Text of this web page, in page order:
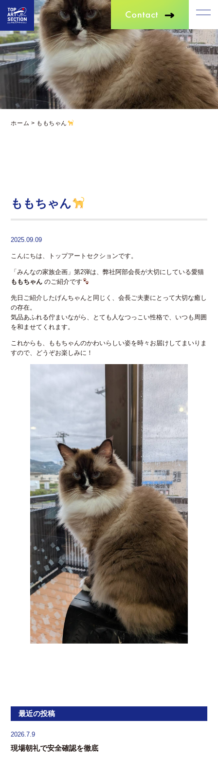
ホーム > ももちゃん
ももちゃん
2025.09.09
こんにちは、トップアートセクションです。
「みんなの家族企画」第2弾は、弊社阿部会長が大切にしている愛猫
ももちゃん のご紹介です
先日ご紹介したげんちゃんと同じく、会長ご夫妻にとって大切な癒し
の存在。
気品あふれる佇まいながら、とても人なつっこい性格で、いつも周囲
を和ませてくれます。
これからも、ももちゃんのかわいらしい姿を時々お届けしてまいりま
すので、どうぞお楽しみに！
最近の投稿
2026.7.9
現場朝礼で安全確認を徹底